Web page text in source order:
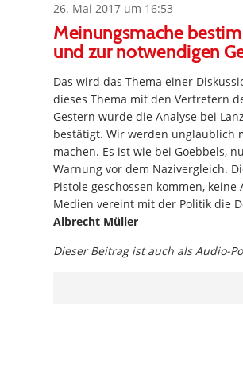
26. Mai 2017 um 16:53
Meinungsmache
und zur notwendigen
Das wird das Thema einer
dieses Thema mit den Vertretern
Gestern wurde die Analyse bei
bestätigt. Wir werden unglaublich
machen. Es ist wie bei Goebbels,
Warnung vor dem Nazivergleich.
Pistole geschossen kommen,
Medien vereint mit der Politik die
Albrecht Müller
Dieser Beitrag ist auch als Audio-